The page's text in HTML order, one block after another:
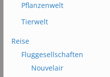
Pflanzenwelt
Tierwelt
Reise
Fluggesellschaften
Nouvelair